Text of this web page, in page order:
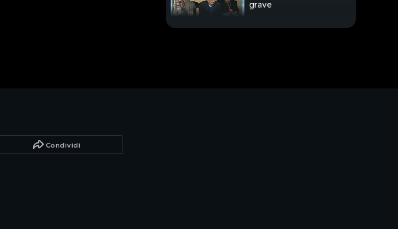
grave
Condividi